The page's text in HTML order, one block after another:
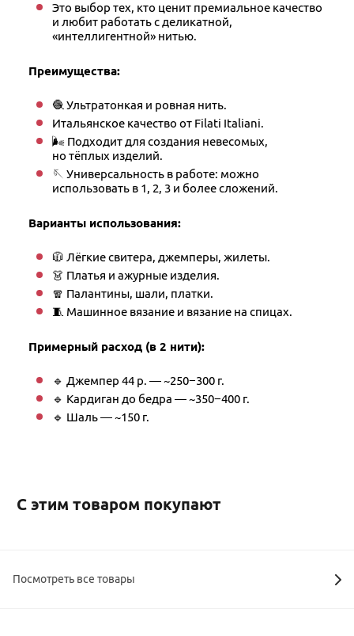
Это выбор тех, кто ценит премиальное качество
и любит работать с деликатной,
«интеллигентной» нитью.
Преимущества:
🧶 Ультратонкая и ровная нить.
Итальянское качество от Filati Italiani.
🌬 Подходит для создания невесомых,
но тёплых изделий.
🪡 Универсальность в работе: можно
использовать в 1, 2, 3 и более сложений.
Варианты использования:
🧥 Лёгкие свитера, джемперы, жилеты.
👗 Платья и ажурные изделия.
🧣 Палантины, шали, платки.
🧵 Машинное вязание и вязание на спицах.
Примерный расход (в 2 нити):
🔹 Джемпер 44 р. — ~250−300 г.
🔹 Кардиган до бедра — ~350−400 г.
🔹 Шаль — ~150 г.
С этим товаром покупают
Посмотреть все товары